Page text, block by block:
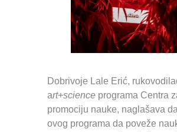
Dobrivoje Lale Erić,
art+science programa Centra
promociju nauke, naglašava
ovog programa da poveže